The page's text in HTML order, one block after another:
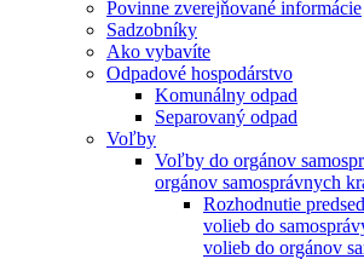
Povinne zverejňované informácie
Sadzobníky
Ako vybavíte
Odpadové hospodárstvo
Komunálny odpad
Separovaný odpad
Voľby
Voľby do orgánov
orgánov samosprávnych
Rozhodnutie
volieb do
volieb do orgánov